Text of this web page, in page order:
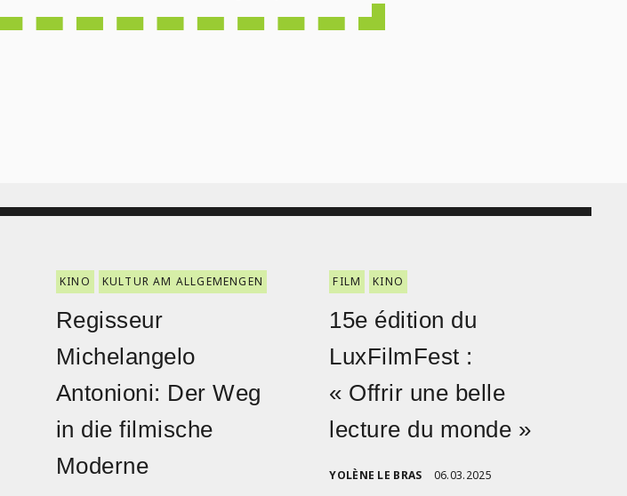
KINO KULTUR AM ALLGEMENGEN
Regisseur
Michelangelo
Antonioni: Der Weg
in die filmische
Moderne
FILM KINO
15e édition du
LuxFilmFest :
« Offrir une belle
lecture du monde »
YOLÈNE LE BRAS 06.03.2025